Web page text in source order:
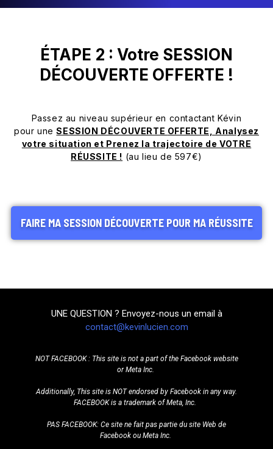
ÉTAPE 2 : Votre SESSION
DÉCOUVERTE OFFERTE !
Passez au niveau supérieur en contactant Kévin
pour uneSESSION DÉCOUVERTE OFFERTE, Analysez
votre situation et Prenez la trajectoire de VOTRE
RÉUSSITE ! (au lieu de 597€)
FAIRE MA SESSION DÉCOUVERTE POUR MA RÉUSSITE
UNE QUESTION ? Envoyez-nous un email à
contact@kevinlucien.com
NOT FACEBOOK : This site is not a part of the Facebook website
or Meta Inc.
Additionally, This site is NOT endorsed by Facebook in any way.
FACEBOOK is a trademark of Meta, Inc.
PAS FACEBOOK: Ce site ne fait pas partie du site Web de
Facebook ou Meta Inc.